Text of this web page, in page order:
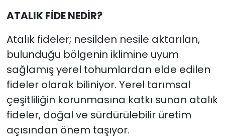
ATALIK FİDE NEDİR?
Atalık fideler; nesilden nesile aktarılan,
bulunduğu bölgenin iklimine uyum
sağlamış yerel tohumlardan elde edilen
fideler olarak biliniyor. Yerel tarımsal
çeşitliliğin korunmasına katkı sunan atalık
fideler, doğal ve sürdürülebilir üretim
açısından önem taşıyor.